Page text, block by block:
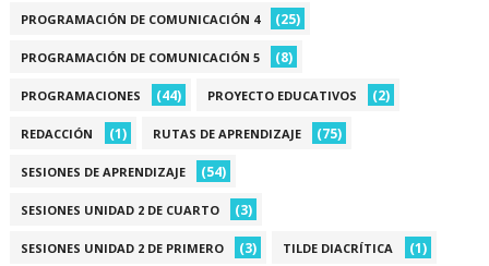
PROGRAMACIÓN DE COMUNICACIÓN 4 (25)
PROGRAMACIÓN DE COMUNICACIÓN 5 (8)
PROGRAMACIONES (44) PROYECTO EDUCATIVOS (2)
REDACCIÓN (1) RUTAS DE APRENDIZAJE (75)
SESIONES DE APRENDIZAJE (54)
SESIONES UNIDAD 2 DE CUARTO (3)
SESIONES UNIDAD 2 DE PRIMERO (3) TILDE DIACRÍTICA (1)